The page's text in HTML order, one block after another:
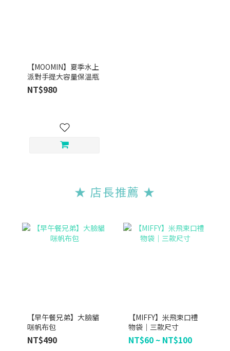
【MOOMIN】夏季水上
派對手提大容量保溫瓶
NT$980
★ 店長推薦 ★
【早午餐兄弟】大臉貓
咪帆布包
NT$490
【MIFFY】米飛束口禮
物袋｜三款尺寸
NT$60 ~ NT$100